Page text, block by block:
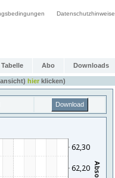
Datenschutzhinweise
Abo Downloads
hierklicken)
Download